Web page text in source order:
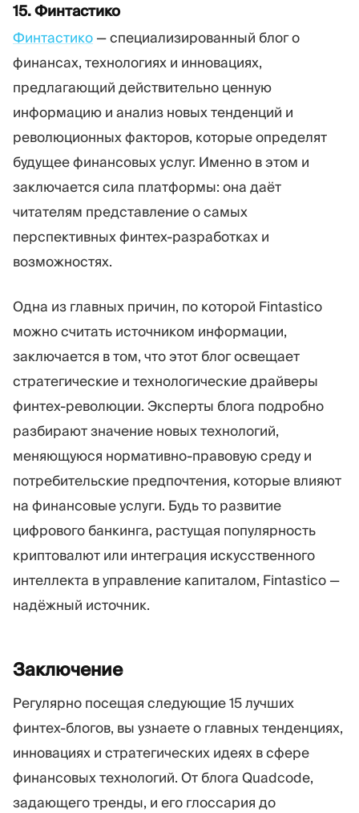
15. Финтастико
Финтастико — специализированный блог о
финансах, технологиях и инновациях,
предлагающий действительно ценную
информацию и анализ новых тенденций и
революционных факторов, которые определят
будущее финансовых услуг. Именно в этом и
заключается сила платформы: она даёт
читателям представление о самых
перспективных финтех-разработках и
возможностях.
Одна из главных причин, по которой Fintastico
можно считать источником информации,
заключается в том, что этот блог освещает
стратегические и технологические драйверы
финтех-революции. Эксперты блога подробно
разбирают значение новых технологий,
меняющуюся нормативно-правовую среду и
потребительские предпочтения, которые влияют
на финансовые услуги. Будь то развитие
цифрового банкинга, растущая популярность
криптовалют или интеграция искусственного
интеллекта в управление капиталом, Fintastico —
надёжный источник.
Заключение
Регулярно посещая следующие 15 лучших
финтех-блогов, вы узнаете о главных тенденциях,
инновациях и стратегических идеях в сфере
финансовых технологий. От блога Quadcode,
задающего тренды, и его глоссария до